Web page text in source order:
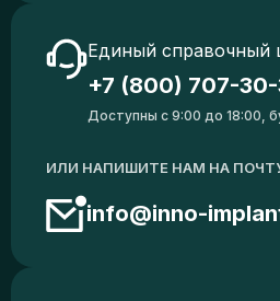
Единый справочный
+7 (800) 707-
Доступны с 9:00 до 18:00,
ИЛИ НАПИШИТЕ НАМ НА
info@inno-